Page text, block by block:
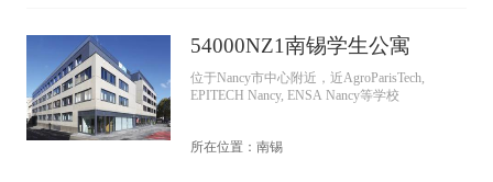
54000NZ1南锡学生公寓
位于Nancy市中心附近，近AgroParisTech,
EPITECH Nancy, ENSA Nancy等学校
所在位置：南锡